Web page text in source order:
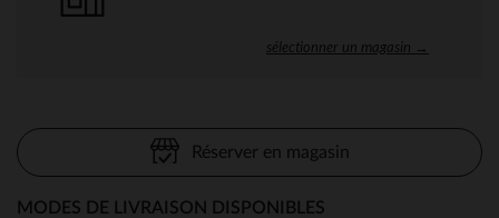
sélectionner un magasin →
Réserver en magasin
MODES DE LIVRAISON DISPONIBLES